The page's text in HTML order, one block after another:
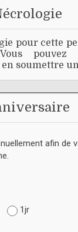
pour cette
pouvez
soumettre
afin de
1jr